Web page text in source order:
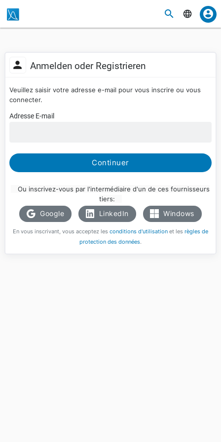
Anmelden oder Registrieren
Veuillez saisir votre adresse e-mail pour vous inscrire ou vous
connecter.
Adresse E-mail
Continuer
Ou inscrivez-vous par l'intermédiaire d'un de ces fournisseurs
tiers:
Google LinkedIn Windows
En vous inscrivant, vous acceptez les conditions d'utilisationet les règles de
protection des données.